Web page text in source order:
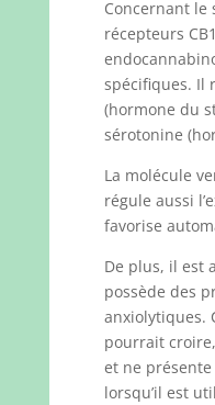
Concernant le
récepteurs
spécifiques. Il
(hormone du
sérotonine
La molécule
régule aussi
favorise
De plus, il est
possède des
anxiolytiques.
pourrait
et ne
lorsqu’il est